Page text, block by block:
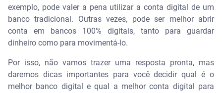
exemplo, pode valer a pena utilizar a conta digital de um
banco tradicional. Outras vezes, pode ser melhor abrir
conta em bancos 100% digitais, tanto para guardar
dinheiro como para movimentá-lo.
Por isso, não vamos trazer uma resposta pronta, mas
daremos dicas importantes para você decidir qual é o
melhor banco digital e qual a melhor conta digital para